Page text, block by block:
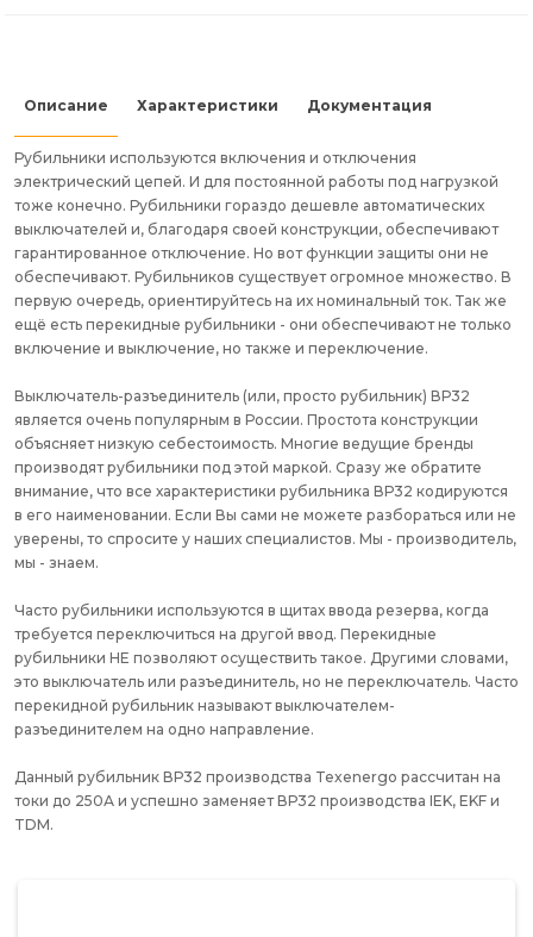
Описание Характеристики Документация
Рубильники используются включения и отключения
электрический цепей. И для постоянной работы под нагрузкой
тоже конечно. Рубильники гораздо дешевле автоматических
выключателей и, благодаря своей конструкции, обеспечивают
гарантированное отключение. Но вот функции защиты они не
обеспечивают. Рубильников существует огромное множество. В
первую очередь, ориентируйтесь на их номинальный ток. Так же
ещё есть перекидные рубильники - они обеспечивают не только
включение и выключение, но также и переключение.
Выключатель-разъединитель (или, просто рубильник) ВР32
является очень популярным в России. Простота конструкции
объясняет низкую себестоимость. Многие ведущие бренды
производят рубильники под этой маркой. Сразу же обратите
внимание, что все характеристики рубильника ВР32 кодируются
в его наименовании. Если Вы сами не можете разбораться или не
уверены, то спросите у наших специалистов. Мы - производитель,
мы - знаем.
Часто рубильники используются в щитах ввода резерва, когда
требуется переключиться на другой ввод. Перекидные
рубильники НЕ позволяют осуществить такое. Другими словами,
это выключатель или разъединитель, но не переключатель. Часто
перекидной рубильник называют выключателем-
разъединителем на одно направление.
Данный рубильник ВР32 производства Texenergo рассчитан на
токи до 250А и успешно заменяет ВР32 производства IEK, EKF и
TDM.